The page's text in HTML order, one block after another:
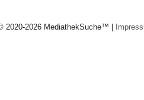
2020-2026 MediathekSuche™ |